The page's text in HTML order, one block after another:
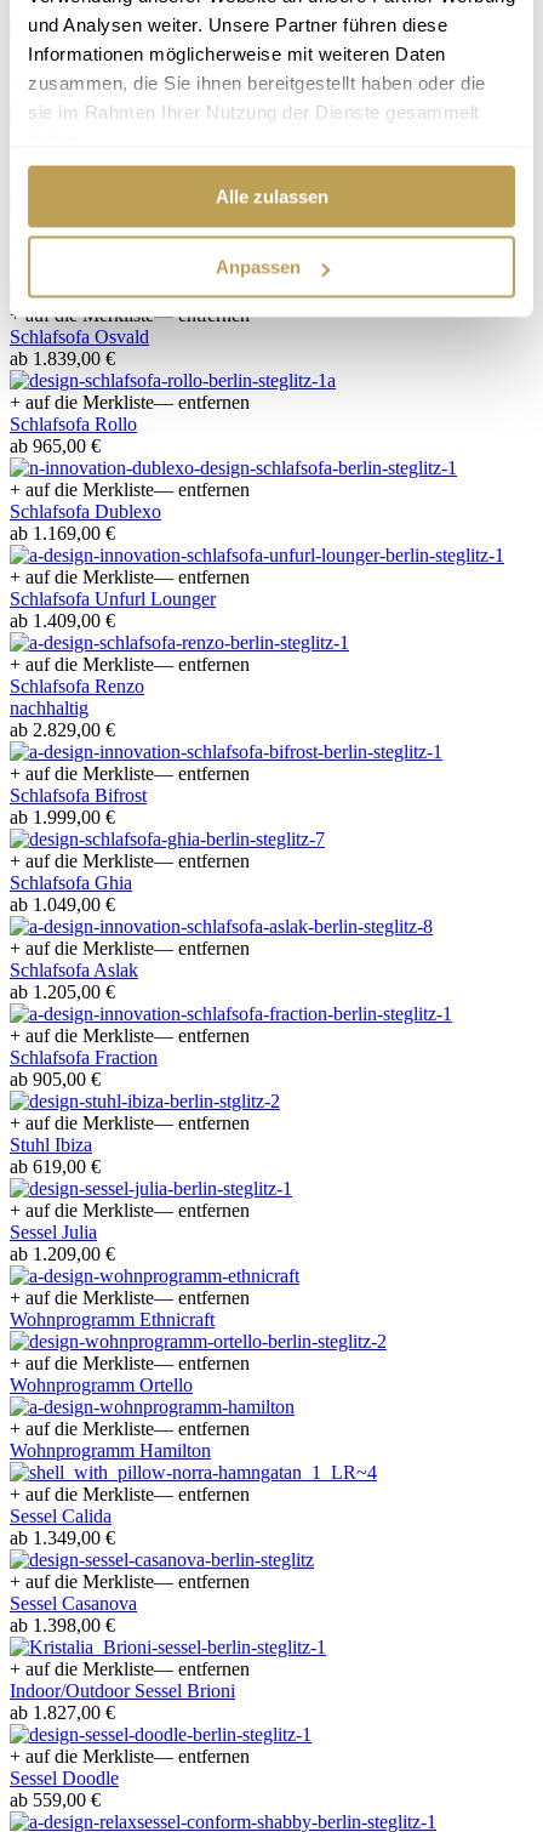
und Analysen weiter. Unsere Partner führen diese
Informationen möglicherweise mit weiteren Daten
zusammen, die Sie ihnen bereitgestellt haben oder die
sie im Rahmen Ihrer Nutzung der Dienste gesammelt
Alle zulassen
Anpassen
ab 2.089,00 €
+ auf die Merkliste— entfernen
Schlafsofa Sorento
ab 2.398,00 €
Schlafsofa Long Horn
+ auf die Merkliste— entfernen
+ auf die Merkliste— entfernen
Schlafsofa Osvald
ab 1.839,00 €
+ auf die Merkliste— entfernen
Schlafsofa Rollo
ab 965,00 €
+ auf die Merkliste— entfernen
Schlafsofa Dublexo
ab 1.169,00 €
+ auf die Merkliste— entfernen
Schlafsofa Unfurl Lounger
ab 1.409,00 €
+ auf die Merkliste— entfernen
Schlafsofa Renzo
nachhaltig
ab 2.829,00 €
+ auf die Merkliste— entfernen
Schlafsofa Bifrost
ab 1.999,00 €
+ auf die Merkliste— entfernen
Schlafsofa Ghia
ab 1.049,00 €
+ auf die Merkliste— entfernen
Schlafsofa Aslak
ab 1.205,00 €
+ auf die Merkliste— entfernen
Schlafsofa Fraction
ab 905,00 €
+ auf die Merkliste— entfernen
Stuhl Ibiza
ab 619,00 €
+ auf die Merkliste— entfernen
Sessel Julia
ab 1.209,00 €
+ auf die Merkliste— entfernen
Wohnprogramm Ethnicraft
+ auf die Merkliste— entfernen
Wohnprogramm Ortello
+ auf die Merkliste— entfernen
Wohnprogramm Hamilton
+ auf die Merkliste— entfernen
Sessel Calida
ab 1.349,00 €
+ auf die Merkliste— entfernen
Sessel Casanova
ab 1.398,00 €
+ auf die Merkliste— entfernen
Indoor/Outdoor Sessel Brioni
ab 1.827,00 €
+ auf die Merkliste— entfernen
Sessel Doodle
ab 559,00 €